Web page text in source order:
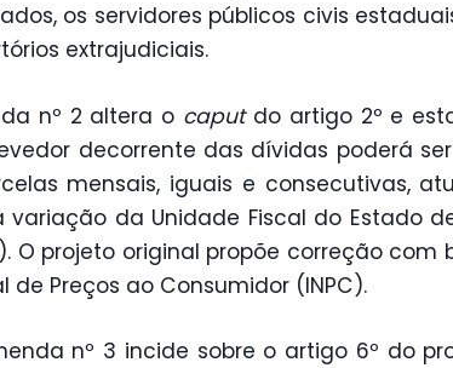
os servidores públicos civis
extrajudiciais.
nº 2 altera o caputdo artigo 2º e
decorrente das dívidas poderá
mensais, iguais e consecutivas,
variação da Unidade Fiscal do Estado
O projeto original propõe correção com
de Preços ao Consumidor (INPC).
nº 3 incide sobre o artigo 6º do